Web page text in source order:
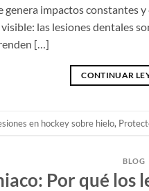
genera impactos constantes
las lesiones dentales
[…]
CONTINUAR
en hockey sobre hielo,
BLOG
Por qué los